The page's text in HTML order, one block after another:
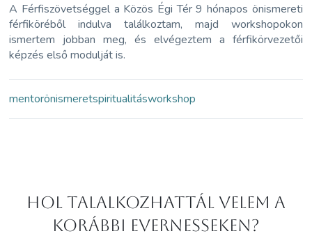
A Férfiszövetséggel a Közös Égi Tér 9 hónapos önismereti
férfiköréből indulva találkoztam, majd workshopokon
ismertem jobban meg, és elvégeztem a férfikörvezetői
képzés első modulját is.
mentorönismeretspiritualitásworkshop
Hol Talalkozhattál velem a
korábbi Evernesseken?